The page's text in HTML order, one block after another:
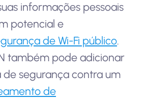
informações pessoais
potencial e
de Wi-Fi público.
também pode adicionar
segurança contra um
de